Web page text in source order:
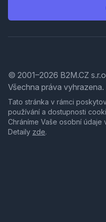
© 2001–2026 B2M.CZ
Všechna práva vyhrazena.
Tato stránka v rámci
používání a dostupnosti
Chráníme Vaše osobní údaje
Detaily zde.